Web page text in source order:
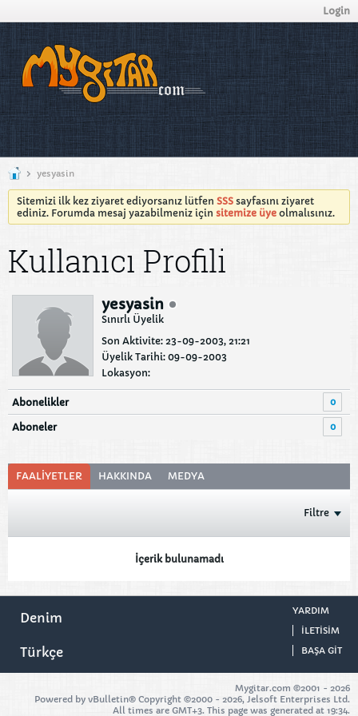
Login
yesyasin
Sitemizi ilk kez ziyaret ediyorsanız lütfen SSS sayfasını ziyaret
ediniz. Forumda mesaj yazabilmeniz için sitemize üye olmalısınız.
Kullanıcı Profili
yesyasin
Sınırlı Üyelik
Son Aktivite: 23-09-2003, 21:21
Üyelik Tarihi: 09-09-2003
Lokasyon:
Abonelikler 0
Aboneler 0
FAALIYETLER HAKKINDA MEDYA
Filtre
İçerik bulunamadı
Denim
Türkçe
YARDIM
ILETISIM
BAŞA GIT
Mygitar.com ©2001 - 2026
Powered by vBulletin® Copyright ©2000 - 2026, Jelsoft Enterprises Ltd.
All times are GMT+3. This page was generated at 19:34.